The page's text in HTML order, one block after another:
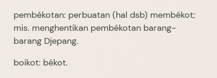
pembékotan: perbuatan (hal dsb) membékot;
mis. menghentikan pembékotan barang-
barang Djepang.
boikot: békot.